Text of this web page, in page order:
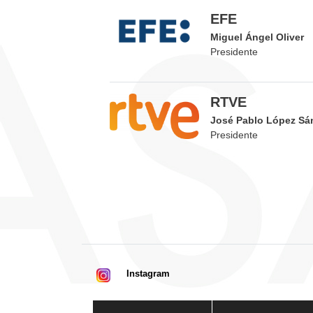
EFE
Miguel Ángel Oliver
Presidente
RTVE
José Pablo López
Presidente
Instagram